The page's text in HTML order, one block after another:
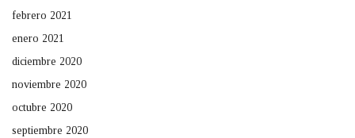
febrero 2021
enero 2021
diciembre 2020
noviembre 2020
octubre 2020
septiembre 2020